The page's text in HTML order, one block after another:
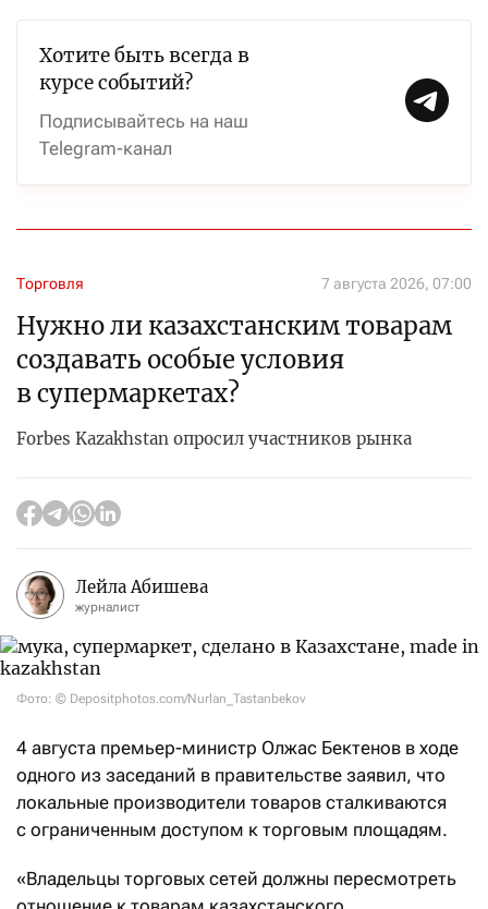
Хотите быть всегда в
курсе событий?
Подписывайтесь на наш
Telegram-канал
Торговля 7 августа 2026, 07:00
Нужно ли казахстанским товарам
создавать особые условия
в супермаркетах?
Forbes Kazakhstan опросил участников рынка
Лейла Абишева
журналист
Фото: © Depositphotos.com/Nurlan_Tastanbekov
4 августа премьер-министр Олжас Бектенов в ходе
одного из заседаний в правительстве заявил, что
локальные производители товаров сталкиваются
с ограниченным доступом к торговым площадям.
«Владельцы торговых сетей должны пересмотреть